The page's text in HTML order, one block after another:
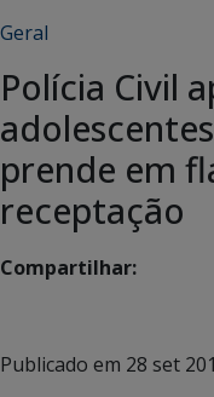
Geral
Polícia Civil
prende em
receptação
Compartilhar:
Publicado em 28 set